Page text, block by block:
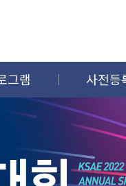
그램 사전등